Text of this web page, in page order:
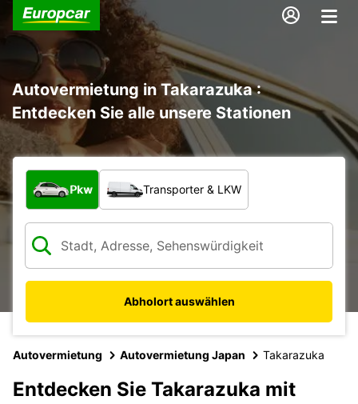
Autovermietung in Takarazuka :
Entdecken Sie alle unsere Stationen
Welche Art von Fahrzeug?
Pkw Transporter & LKW
Abholort auswählen
Autovermietung Autovermietung Japan Takarazuka
Entdecken Sie Takarazuka mit